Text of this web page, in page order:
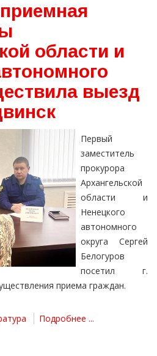
области и
выезд
Первый
заместитель
прокурора
Архангельской
области и
Ненецкого
автономного
округа Сергей
Белогуров
посетил г.
приема граждан.
Подробнее ...